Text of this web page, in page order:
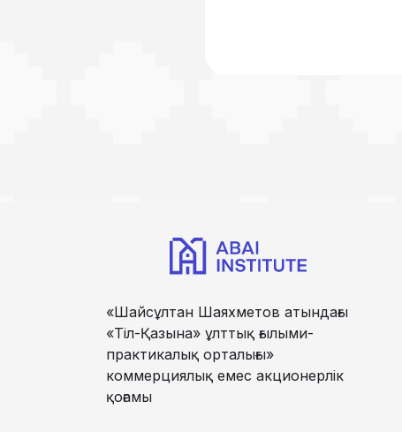
«Шайсұлтан Шаяхметов атындағы
«Тіл-Қазына» ұлттық ғылыми-
практикалық орталығы»
коммерциялық емес акционерлік
қоғамы